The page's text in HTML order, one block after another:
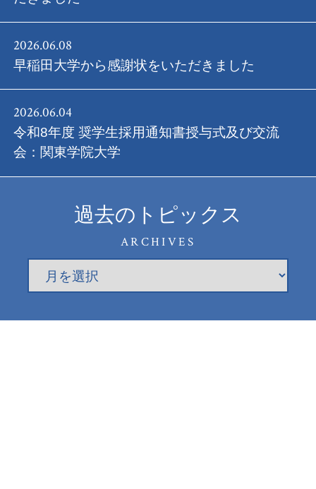
2026.06.08
早稲田大学から感謝状をいただきました
2026.06.04
令和8年度 奨学生採用通知書授与式及び交流
会：関東学院大学
過去のトピックス
ARCHIVES